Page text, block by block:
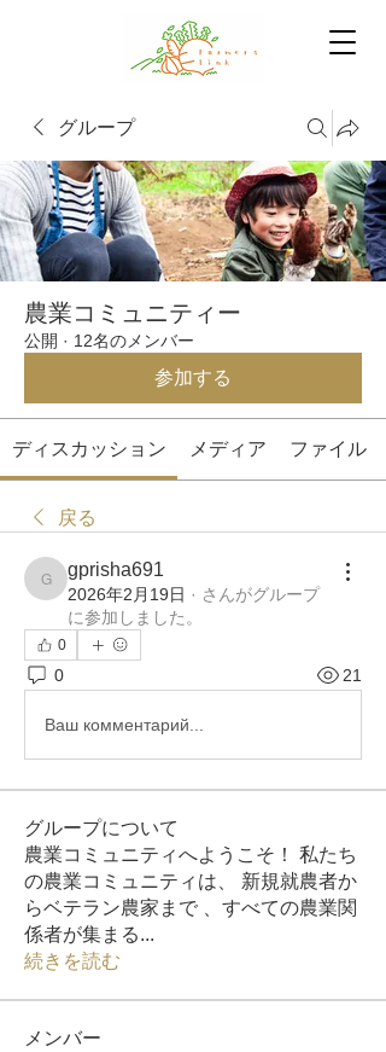
グループ
農業コミュニティー
公開 · 12名のメンバー
参加する
ディスカッション メディア ファイル
戻る
gprisha691
gprisha691
2026年2月19日 · さんがグループ
に参加しました。
0
0 21
Ваш комментарий...
グループについて
農業コミュニティへようこそ！ 私たち
の農業コミュニティは、 新規就農者か
らベテラン農家まで 、すべての農業関
係者が集まる...
続きを読む
メンバー